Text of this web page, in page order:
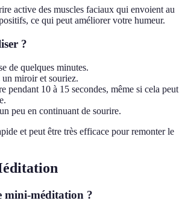
active des muscles faciaux qui envoient au
ce qui peut améliorer votre humeur.
?
de quelques minutes.
un miroir et souriez.
pendant 10 à 15 secondes, même si cela peut
peu en continuant de sourire.
et peut être très efficace pour remonter le
mini-méditation ?